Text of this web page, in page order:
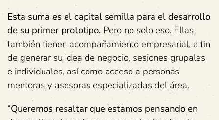
Esta suma es elcapital semilla para el desarrollo
de su primer prototipo. Pero no solo eso. Ellas
también tienen acompañamiento empresarial, a fin
de generar su idea de negocio, sesiones grupales
e individuales, así como acceso a personas
mentoras y asesoras especializadas del área.
“Queremos resaltar que estamos pensando en